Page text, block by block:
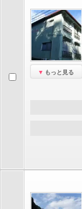
もっと見る